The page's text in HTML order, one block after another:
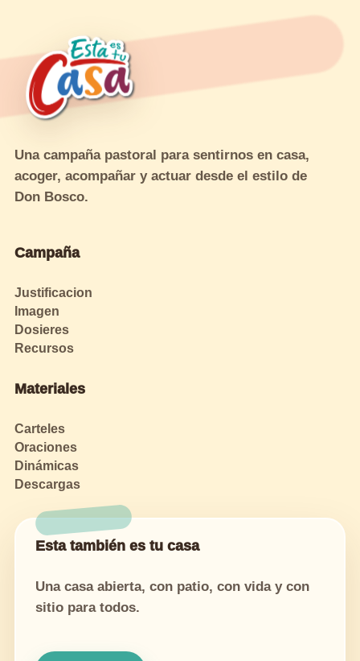
Una campaña pastoral para sentirnos en casa,
acoger, acompañar y actuar desde el estilo de
Don Bosco.
Campaña
Justificacion
Imagen
Dosieres
Recursos
Materiales
Carteles
Oraciones
Dinámicas
Descargas
Esta también es tu casa
Una casa abierta, con patio, con vida y con
sitio para todos.